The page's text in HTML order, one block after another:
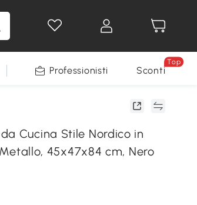
animali Professionisti Sconti
Top
Cucina Stile Nordico in
45x47x84 cm, Nero